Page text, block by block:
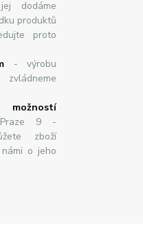
dodáme
produktů
proto
- výrobu
9 -
zboží
o jeho